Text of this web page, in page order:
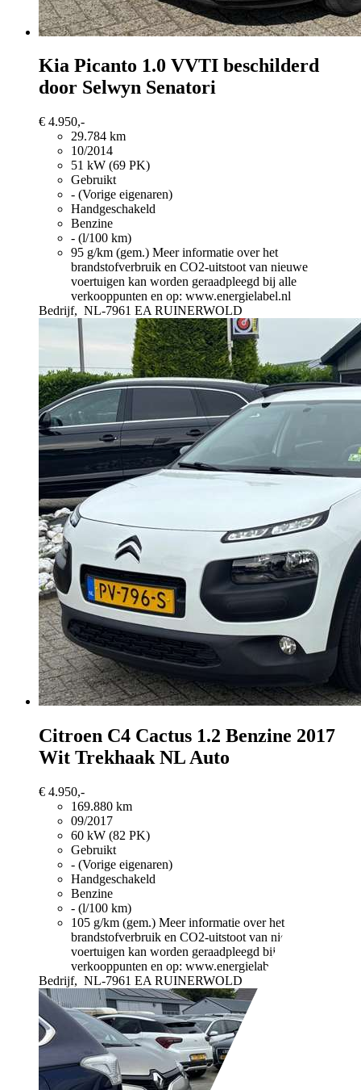
Kia Picanto 1.0 VVTI beschilderd
door Selwyn Senatori
€ 4.950,-
29.784 km
10/2014
51 kW (69 PK)
Gebruikt
- (Vorige eigenaren)
Handgeschakeld
Benzine
- (l/100 km)
95 g/km (gem.) Meer informatie over het
brandstofverbruik en CO2-uitstoot van nieuwe
voertuigen kan worden geraadpleegd bij alle
verkooppunten en op: www.energielabel.nl
Bedrijf, NL-7961 EA RUINERWOLD
Citroen C4 Cactus 1.2 Benzine 2017
Wit Trekhaak NL Auto
€ 4.950,-
169.880 km
09/2017
60 kW (82 PK)
Gebruikt
- (Vorige eigenaren)
Handgeschakeld
Benzine
- (l/100 km)
105 g/km (gem.) Meer informatie over het
brandstofverbruik en CO2-uitstoot van nieuwe
voertuigen kan worden geraadpleegd bij alle
verkooppunten en op: www.energielabel.nl
Bedrijf, NL-7961 EA RUINERWOLD